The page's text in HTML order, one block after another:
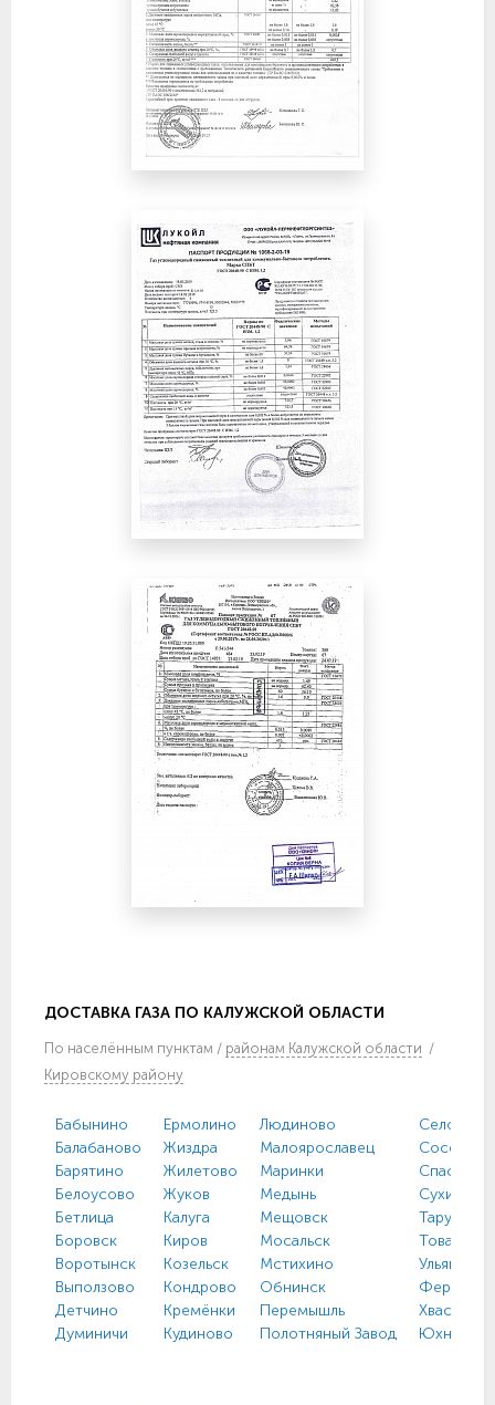
ДОСТАВКА ГАЗА ПО КАЛУЖСКОЙ ОБЛАСТИ
По населённым пунктам / районам Калужской области /
Кировскому району
Бабынино
Балабаново
Барятино
Белоусово
Бетлица
Боровск
Воротынск
Выползово
Детчино
Думиничи
Ермолино
Жиздра
Жилетово
Жуков
Калуга
Киров
Козельск
Кондрово
Кремёнки
Кудиново
Людиново
Малоярославец
Маринки
Медынь
Мещовск
Мосальск
Мстихино
Обнинск
Перемышль
Полотняный Завод
Село
Спас-
Сухиничи
Таруса
Ульяново
Юхнов